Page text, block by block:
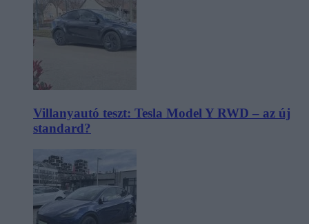
Villanyautó teszt: Tesla Model Y RWD – az új
standard?